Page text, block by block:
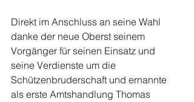
Direkt im Anschluss an seine Wahl
danke der neue Oberst seinem
Vorgänger für seinen Einsatz und
seine Verdienste um die
Schützenbruderschaft und ernannte
als erste Amtshandlung Thomas